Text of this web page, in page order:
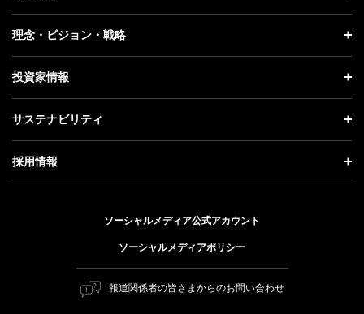
プレスリリース
更新情報
記者説明会
企業情報 トップ
社長メッセージ
事業紹介
ガバナンス
理念・ビジョン・戦略
理念・ビジョン・戦略 トップ
成長戦略「Activate AI for Society」
人材戦略
投資家情報
投資家情報 トップ
経営方針
個人投資家の皆さまへ
株式と社債について
サステナビリティ
サステナビリティ トップ
トップメッセージ
ESG方針・体制
マテリアリティ（重要課題）
採用情報
障がい者採用
ソーシャルメディア公式アカウント
ソーシャルメディアポリシー
報道関係者の皆さまからのお問い合わせ